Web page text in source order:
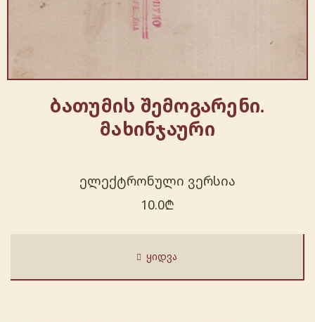
ბათუმის შემოგარენი.
მახინჯაური
ელექტრონული ვერსია
10.0₾
ᲧᲘᲓᲕᲐ